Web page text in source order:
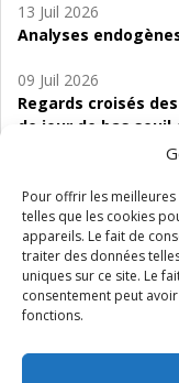
Pour offrir les
telles que les cookies
appareils. Le fait de
traiter des données
uniques sur ce site. Le
consentement peut
fonctions.
13 Juil 2026
Analyses
09 Juil 2026
Regards croisés
de jour de bas
06 Juil 2026
Étude
01 Juil 2026
Pénurie du
Wallonie ?